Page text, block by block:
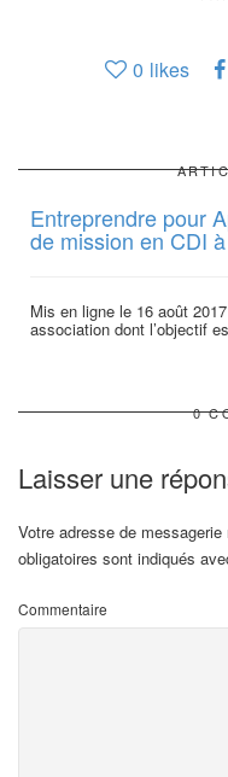
0 likes
Entreprendre pour
de mission en CDI
Mis en ligne le 16 août
association dont l’objectif
0
Laisser une
Votre adresse de
obligatoires sont indiqués
Commentaire